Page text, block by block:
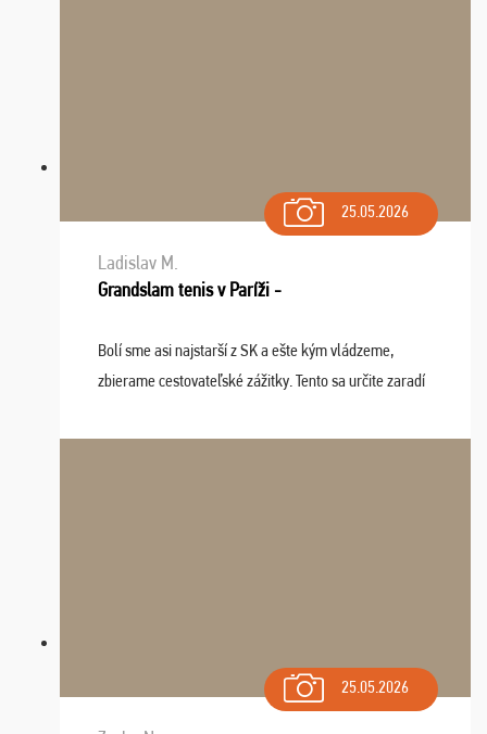
25.05.2026
Ladislav M.
Grandslam tenis v Paríži -
Bolí sme asi najstarší z SK a ešte kým vládzeme,
zbierame cestovateľské zážitky. Tento sa určite zaradí
osudu - pohodový šefík Meďo, dobrá parti ...
25.05.2026